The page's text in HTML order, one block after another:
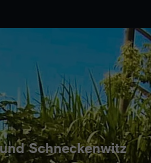
Schneckenwitz